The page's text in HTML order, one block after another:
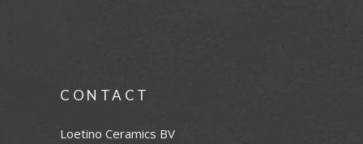
CONTACT
Loetino Ceramics BV